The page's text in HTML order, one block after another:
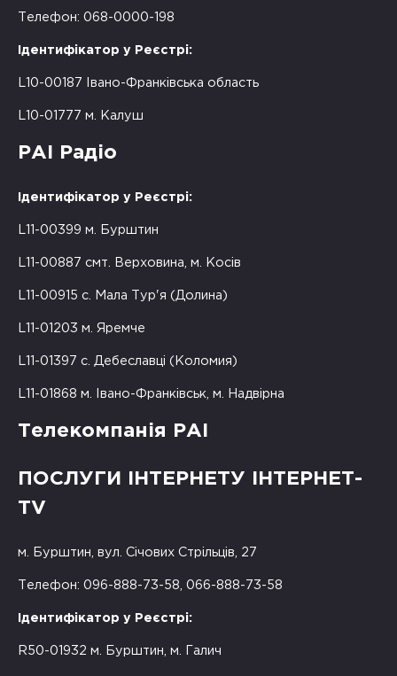
Телефон: 068-0000-198
Ідентифікатор у Реєстрі:
L10-00187 Івано-Франківська область
L10-01777 м. Калуш
РАІ Радіо
Ідентифікатор у Реєстрі:
L11-00399 м. Бурштин
L11-00887 смт. Верховина, м. Косів
L11-00915 с. Мала Тур'я (Долина)
L11-01203 м. Яремче
L11-01397 с. Дебеславці (Коломия)
L11-01868 м. Івано-Франківськ, м. Надвірна
Телекомпанія РАІ
ПОСЛУГИ ІНТЕРНЕТУ ІНТЕРНЕТ-
TV
м. Бурштин, вул. Січових Стрільців, 27
Телефон: 096-888-73-58, 066-888-73-58
Ідентифікатор у Реєстрі:
R50-01932 м. Бурштин, м. Галич